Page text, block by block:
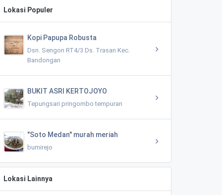
Lokasi Populer
Kopi Papupa Robusta
Dsn. Sengon RT4/3 Ds. Trasan Kec.
Bandongan
BUKIT ASRI KERTOJOYO
Tepungsari pringombo tempuran
"Soto Medan" murah meriah
bumirejo
Lokasi Lainnya